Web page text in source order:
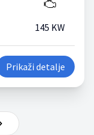
145 KW
Prikaži detalje